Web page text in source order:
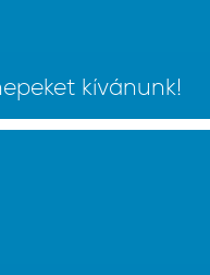
kívánunk!